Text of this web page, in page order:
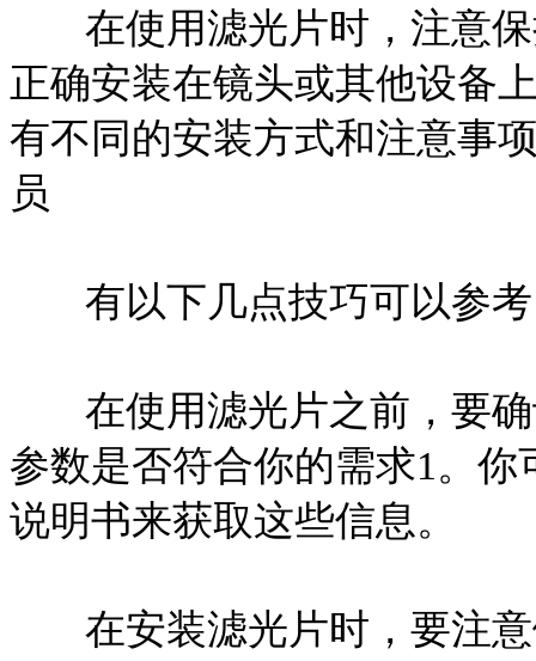
在使用滤光片时，注意
正确安装在镜头或其他设备
有不同的安装方式和注意事
员
有以下几点技巧可以参
在使用滤光片之前，要
参数是否符合你的需求1。
说明书来获取这些信息。
在安装滤光片时，要注